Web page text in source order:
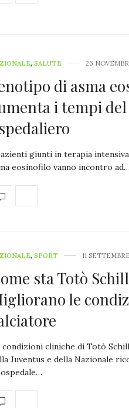
, SALUTE 26
di asma
i tempi
giunti in terapia
eosinofilo vanno incontro ad…
, SPORT 11
sta Totò
le
condizioni cliniche di Totò
Juventus e della Nazionale